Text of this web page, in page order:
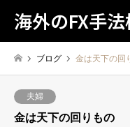
海外のFX手
ブログ 金は天下の回
夫婦
金は天下の回りもの